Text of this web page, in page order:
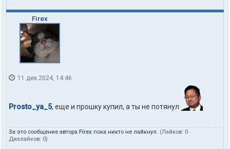
Firex
11 дек 2024, 14:46
Prosto_ya_5, еще и прошку купил, а ты не потянул
За это сообщение автора Firex пока никто не лайкнул. (Лайков: 0 ·
Дизлайков: 0)